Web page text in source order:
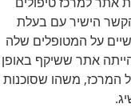
הישיר עם בעלת
על המטופלים שלה
אתר ששיקף באופן
המרכז, משהו שסוכנות